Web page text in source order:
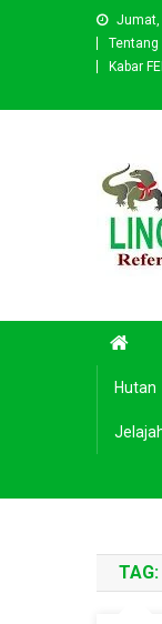
Jumat,
Kabar
Hutan
TAG: